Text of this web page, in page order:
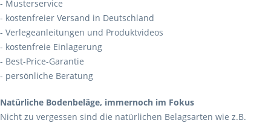
- Musterservice
- kostenfreier Versand in Deutschland
- Verlegeanleitungen und Produktvideos
- kostenfreie Einlagerung
- Best-Price-Garantie
- persönliche Beratung
Natürliche Bodenbeläge, immernoch im Fokus
Nicht zu vergessen sind die natürlichen Belagsarten wie z.B.